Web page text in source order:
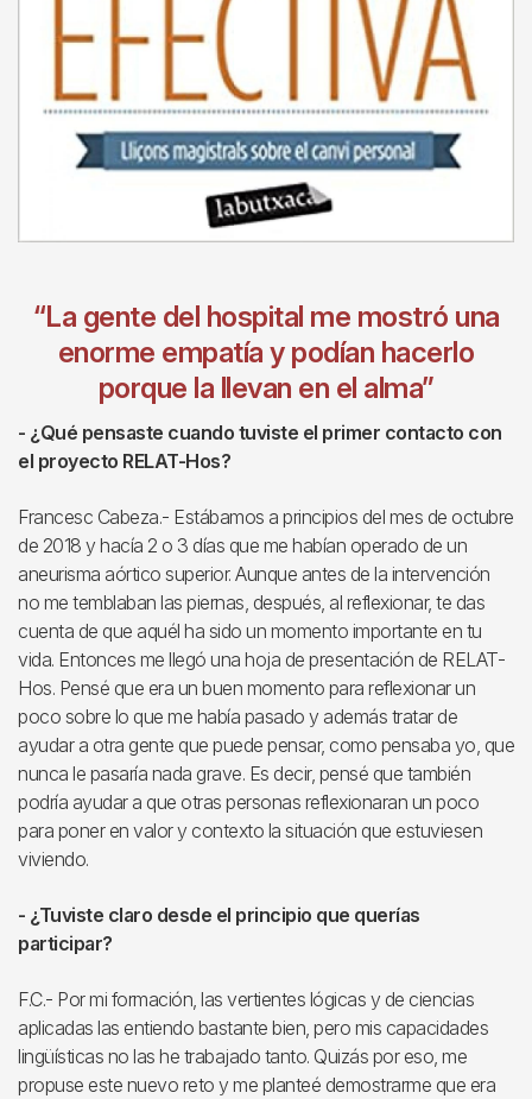
“La gente del hospital me mostró una
enorme empatía y podían hacerlo
porque la llevan en el alma”
- ¿Qué pensaste cuando tuviste el primer contacto con
el proyecto RELAT-Hos?
Francesc Cabeza.- Estábamos a principios del mes de octubre
de 2018 y hacía 2 o 3 días que me habían operado de un
aneurisma aórtico superior. Aunque antes de la intervención
no me temblaban las piernas, después, al reflexionar, te das
cuenta de que aquél ha sido un momento importante en tu
vida. Entonces me llegó una hoja de presentación de RELAT-
Hos. Pensé que era un buen momento para reflexionar un
poco sobre lo que me había pasado y además tratar de
ayudar a otra gente que puede pensar, como pensaba yo, que
nunca le pasaría nada grave. Es decir, pensé que también
podría ayudar a que otras personas reflexionaran un poco
para poner en valor y contexto la situación que estuviesen
viviendo.
- ¿Tuviste claro desde el principio que querías
participar?
F.C.- Por mi formación, las vertientes lógicas y de ciencias
aplicadas las entiendo bastante bien, pero mis capacidades
lingüísticas no las he trabajado tanto. Quizás por eso, me
propuse este nuevo reto y me planteé demostrarme que era